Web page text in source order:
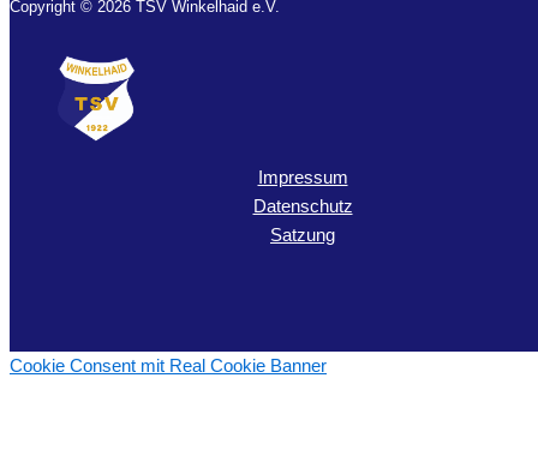
Copyright © 2026 TSV Winkelhaid e.V.
Impressum
Datenschutz
Satzung
Cookie Consent mit Real Cookie Banner